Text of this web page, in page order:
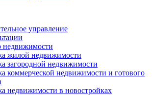
управление
недвижимости
жилой недвижимости
загородной недвижимости
коммерческой недвижимости и готового
недвижимости в новостройках